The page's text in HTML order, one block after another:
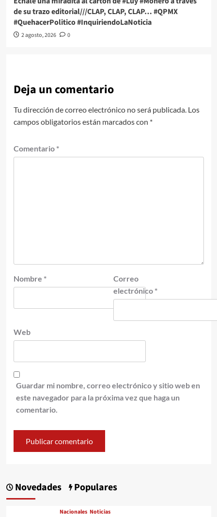
de su trazo editorial///CLAP, CLAP, CLAP… #QPMX
#QuehacerPolitico #InquiriendoLaNoticia
2 agosto, 2026 0
Deja un comentario
Tu dirección de correo electrónico no será publicada. Los
campos obligatorios están marcados con *
Comentario *
Nombre *
Correo
electrónico *
Web
Guardar mi nombre, correo electrónico y sitio web en
este navegador para la próxima vez que haga un
comentario.
Novedades Populares
Nacionales Noticias